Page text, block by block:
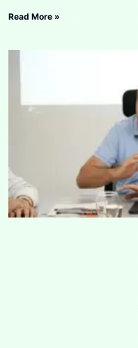
Read More »